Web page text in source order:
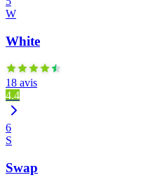
W
White
18 avis
4.4
6
S
Swap